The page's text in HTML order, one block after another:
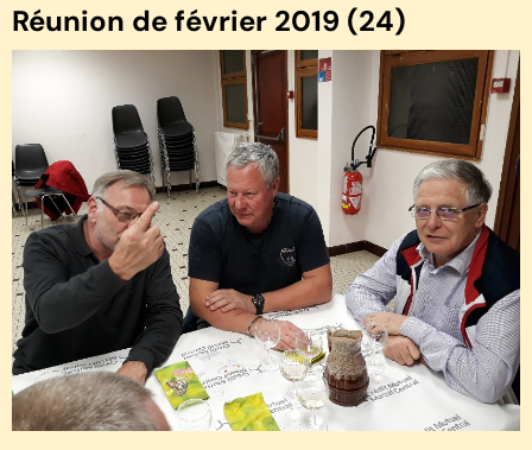
Réunion de février 2019 (24)